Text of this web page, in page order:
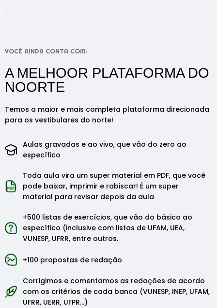
VOCÊ AINDA CONTA COM:
A MELHOOR PLATAFORMA DO
NOORTE
Temos a maior e mais completa plataforma direcionada
para os vestibulares do norte!
Aulas gravadas e ao vivo, que vão do zero ao
específico
Toda aula vira um super material em PDF, que você
pode baixar, imprimir e rabiscar! É um super
material para revisar depois da aula
+500 listas de exercícios, que vão do básico ao
específico (inclusive com listas de UFAM, UEA,
VUNESP, UFRR, entre outros.
+100 propostas de redação
Corrigimos e comentamos as redações de acordo
com os critérios de cada banca (VUNESP, INEP, UFAM,
UFRR, UERR, UFPR...)